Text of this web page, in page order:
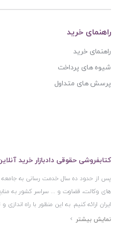
راهنمای خرید
راهنمای خرید
شیوه های پرداخت
پرسش های متداول
کتابفروشی حقوقی دادبازار خرید
پس از حدود ده سال خدمت رسانی به جامعه
های وکالت، قضاوت و ... سراسر کشور به
ایران ارائه کنیم. به این منظور با راه
ایران و اخذ مجوزهای قانونی از جمله نماد